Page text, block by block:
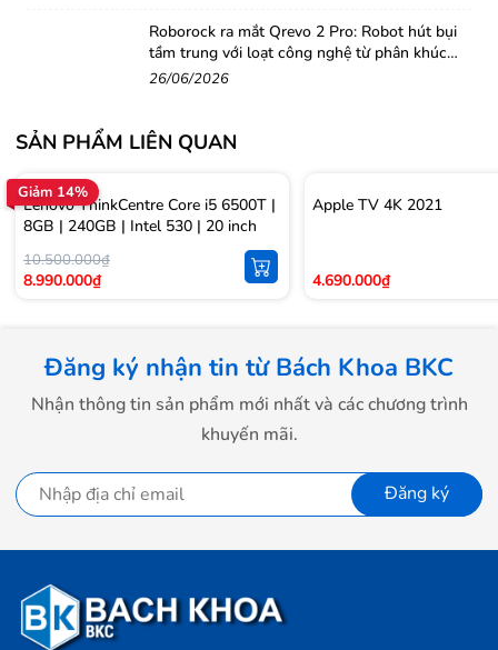
Roborock ra mắt Qrevo 2 Pro: Robot hút bụi
tầm trung với loạt công nghệ từ phân khúc
cao cấp
26/06/2026
SẢN PHẨM LIÊN QUAN
Giảm 14%
Lenovo ThinkCentre Core i5 6500T |
8GB | 240GB | Intel 530 | 20 inch
10.500.000₫
8.990.000₫
Apple TV 4K 2021
4.690.000₫
Đăng ký nhận tin từ Bách Khoa BKC
Nhận thông tin sản phẩm mới nhất và các chương trình
khuyến mãi.
Đăng ký